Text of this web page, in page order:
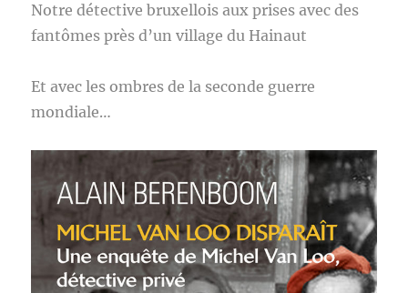
Notre détective bruxellois aux prises avec des
fantômes près d’un village du Hainaut
Et avec les ombres de la seconde guerre
mondiale…